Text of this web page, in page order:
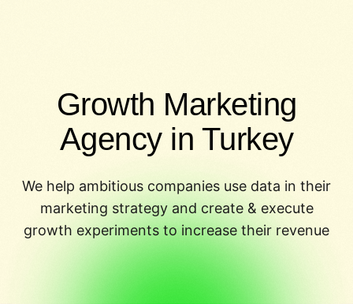
Growth Marketing
Agency in Turkey
We help ambitious companies use data in their
marketing strategy and create & execute
growth experiments to increase their revenue